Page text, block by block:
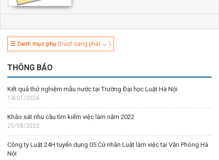
☰ Danh mục phụ (trượt sang phải → )
THÔNG BÁO
Kết quả thử nghiệm mẫu nước tại Trường Đại học Luật Hà Nội
14/01/2026
Khảo sát nhu cầu tìm kiếm việc làm năm 2022
25/08/2022
Công ty Luật 24H tuyển dụng 05 Cử nhân Luật làm việc tại Văn Phòng Hà
Nội